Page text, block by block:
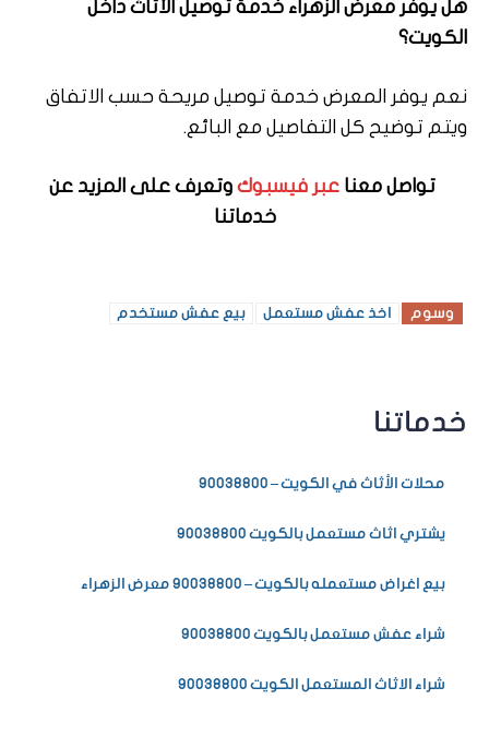
خدماتنا
محلات الأثاث في الكويت – 90038800
يشتري اثاث مستعمل بالكويت 90038800
بيع اغراض مستعمله بالكويت – 90038800 معرض الزهراء
شراء عفش مستعمل بالكويت 90038800
شراء الاثاث المستعمل الكويت 90038800
هل يوفر معرض الزهراء خدمة توصيل الأثاث داخل
الكويت؟
نعم يوفر المعرض خدمة توصيل مريحة حسب الاتفاق
ويتم توضيح كل التفاصيل مع البائع.
تواصل معنا عبر فيسبوك وتعرف على المزيد عن
خدماتنا
وسوم اخذ عفش مستعمل بيع عفش مستخدم